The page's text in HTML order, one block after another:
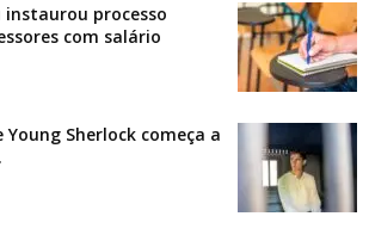
processo
com salário
Sherlock começa a